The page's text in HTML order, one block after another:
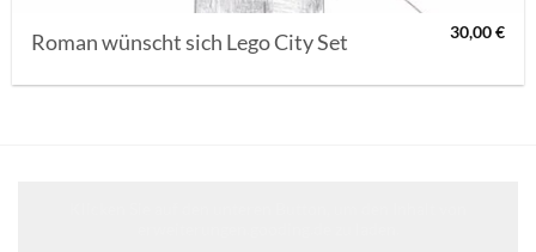
Roman wünscht sich Lego City Set 30,00€